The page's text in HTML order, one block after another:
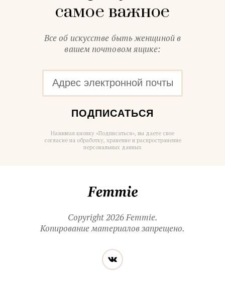
самое важное
Все об искусстве быть женщиной в
вашем почтовом ящике:
ПОДПИСАТЬСЯ
Нажимая кнопку «Подписаться», вы даете свое
согласие на обработку, хранение и распространение
персональных данных
Copyright 2026 Femmie.
Копирование материалов запрещено.
Читайте
нас
в социальных